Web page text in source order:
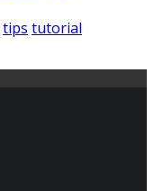
tips tutorial